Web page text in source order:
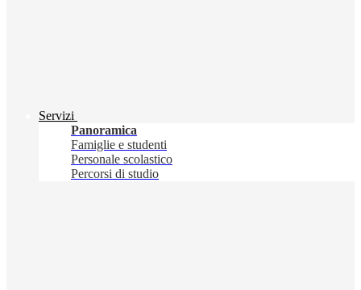
Servizi
Panoramica
Famiglie e studenti
Personale scolastico
Percorsi di studio